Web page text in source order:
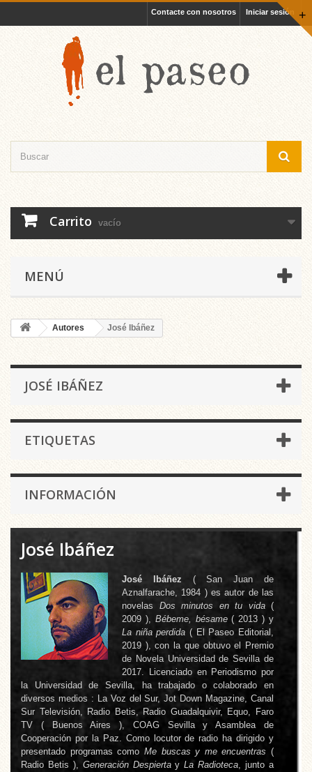
+
Iniciar sesión
Contacte con nosotros
Carrito vacío
MENÚ
Autores José Ibáñez
JOSÉ IBÁÑEZ
ETIQUETAS
INFORMACIÓN
José Ibáñez
José Ibáñez ( San Juan de
Aznalfarache, 1984 ) es autor de las
novelas Dos minutos en tu vida(
2009 ), Bébeme, bésame( 2013 ) y
La niña perdida ( El Paseo Editorial,
2019 ), con la que obtuvo el Premio
de Novela Universidad de Sevilla de
2017. Licenciado en Periodismo por
la Universidad de Sevilla, ha trabajado o colaborado en
diversos medios : La Voz del Sur, Jot Down Magazine, Canal
Sur Televisión, Radio Betis, Radio Guadalquivir, Equo, Faro
TV ( Buenos Aires ), COAG Sevilla y Asamblea de
Cooperación por la Paz. Como locutor de radio ha dirigido y
presentado programas como Me buscas y me encuentras (
Radio Betis ), Generación DespiertayLa Radioteca, junto a